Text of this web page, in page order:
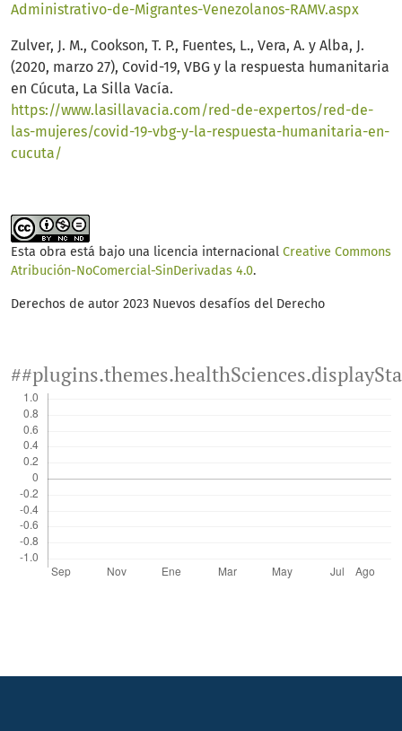
Administrativo-de-Migrantes-Venezolanos-RAMV.aspx
Zulver, J. M., Cookson, T. P., Fuentes, L., Vera, A. y Alba, J.
(2020, marzo 27), Covid-19, VBG y la respuesta humanitaria
en Cúcuta, La Silla Vacía.
https://www.lasillavacia.com/red-de-expertos/red-de-
las-mujeres/covid-19-vbg-y-la-respuesta-humanitaria-en-
cucuta/
Esta obra está bajo una licencia internacional Creative Commons
Atribución-NoComercial-SinDerivadas 4.0.
Derechos de autor 2023 Nuevos desafíos del Derecho